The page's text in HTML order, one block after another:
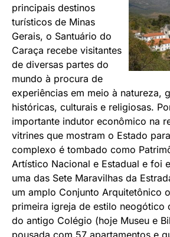
principais destinos
turísticos de Minas
Gerais, o Santuário do
Caraça recebe visitantes
de diversas partes do
mundo à procura de
experiências em meio à natureza,
históricas, culturais e religiosas.
importante indutor econômico na
vitrines que mostram o Estado
complexo é tombado como
Artístico Nacional e Estadual e foi
uma das Sete Maravilhas da
um amplo Conjunto Arquitetônico
primeira igreja de estilo neogótico
do antigo Colégio (hoje Museu e
pousada com 57 apartamentos e